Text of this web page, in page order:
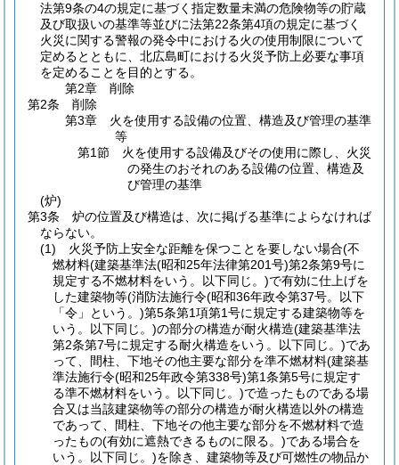
法第9条の4の規定に基づく指定数量未満の危険物等の貯蔵
及び取扱いの基準等並びに法第22条第4項の規定に基づく
火災に関する警報の発令中における火の使用制限について
定めるとともに、北広島町における火災予防上必要な事項
を定めることを目的とする。
第2章
削除
第2条
削除
第3章
火を使用する設備の位置、構造及び管理の基準
等
第1節
火を使用する設備及びその使用に際し、火災
の発生のおそれのある設備の位置、構造及
び管理の基準
(炉)
第3条
炉の位置及び構造は、次に掲げる基準によらなければ
ならない。
(1)
火災予防上安全な距離を保つことを要しない場合(不
燃材料(建築基準法(昭和25年法律第201号)第2条第9号に
規定する不燃材料をいう。以下同じ。)で有効に仕上げを
した建築物等(消防法施行令(昭和36年政令第37号。以下
「令」という。)第5条第1項第1号に規定する建築物等を
いう。以下同じ。)の部分の構造が耐火構造(建築基準法
第2条第7号に規定する耐火構造をいう。以下同じ。)であ
って、間柱、下地その他主要な部分を準不燃材料(建築基
準法施行令(昭和25年政令第338号)第1条第5号に規定す
る準不燃材料をいう。以下同じ。)で造ったものである場
合又は当該建築物等の部分の構造が耐火構造以外の構造
であって、間柱、下地その他主要な部分を不燃材料で造
ったもの(有効に遮熱できるものに限る。)である場合を
いう。以下同じ。)を除き、建築物等及び可燃性の物品か